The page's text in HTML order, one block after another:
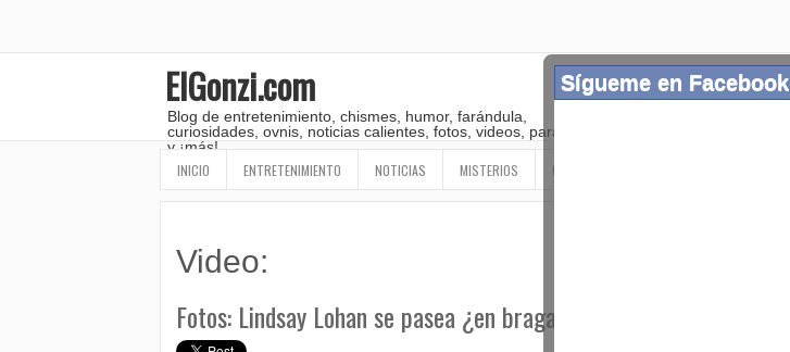
ElGonzi.com
Blog de entretenimiento, chismes, humor, farándula,
curiosidades, ovnis, noticias calientes, fotos, videos, paranormal
y ¡más!
INICIO ENTRETENIMIENTO NOTICIAS MISTERIOS OTROS
Video:
Fotos: Lindsay Lohan se pasea ¿en bragas o en bikini?
Sígueme en Facebook